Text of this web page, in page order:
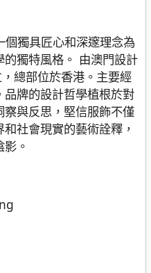
個獨具匠⼼和深邃理念為
獨特⾵格。 由澳⾨設計
總部位於⾹港。主要經
牌的設計哲學植根於對
與反思，堅信服飾不僅
社會現實的藝術詮釋，
。